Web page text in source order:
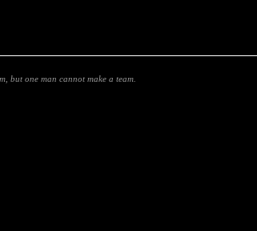
but one man cannot make a team.